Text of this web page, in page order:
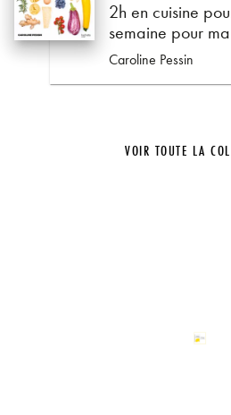
2h en cuisine
semaine pour
Caroline Pessin
VOIR TOUTE LA